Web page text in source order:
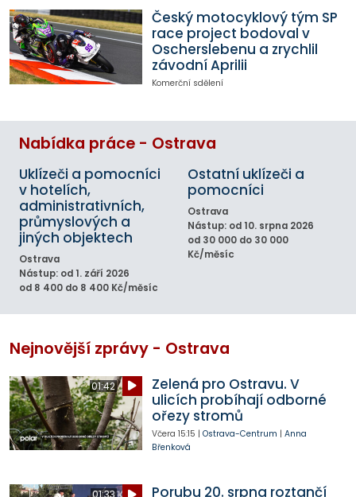
Český motocyklový tým SP
race project bodoval v
Oscherslebenu a zrychlil
závodní Aprilii
Komerční sdělení
Nabídka práce - Ostrava
Uklízeči a pomocníci
v hotelích,
administrativních,
průmyslových a
jiných objektech
Ostrava
Nástup: od 1. září 2026
od 8 400 do 8 400 Kč/měsíc
Ostatní uklízeči a
pomocníci
Ostrava
Nástup: od 10. srpna 2026
od 30 000 do 30 000
Kč/měsíc
Nejnovější zprávy - Ostrava
01:42
Zelená pro Ostravu. V
ulicích probíhají odborné
ořezy stromů
Včera 15:15 | Ostrava-Centrum | Anna
Břenková
Porubu 20. srpna roztančí